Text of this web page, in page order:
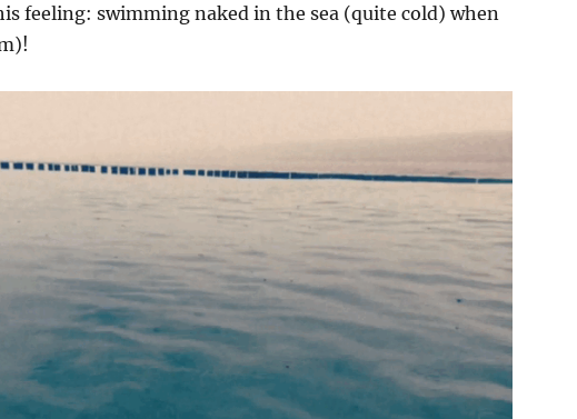
feeling: swimming naked in the sea (quite cold) when